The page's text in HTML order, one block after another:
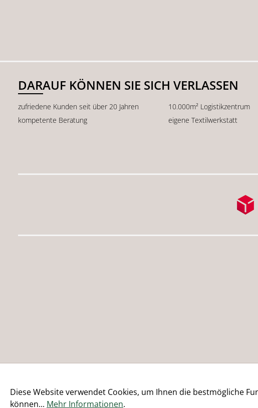
DARAUF KÖNNEN SIE SICH VERLASSEN
zufriedene Kunden seit über 20 Jahren
10.000m² Logistikzentrum
kompetente Beratung
eigene Textilwerkstatt
Diese Website verwendet Cookies, um Ihnen die bestmögliche
können... Mehr Informationen.